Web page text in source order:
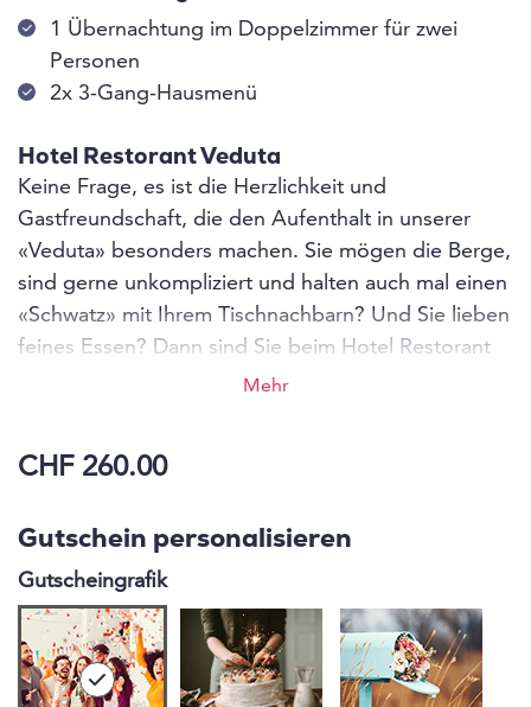
1 Übernachtung im Doppelzimmer für zwei
Personen
2x 3-Gang-Hausmenü
Hotel Restorant Veduta
Keine Frage, es ist die Herzlichkeit und
Gastfreundschaft, die den Aufenthalt in unserer
«Veduta» besonders machen. Sie mögen die Berge,
sind gerne unkompliziert und halten auch mal einen
«Schwatz» mit Ihrem Tischnachbarn? Und Sie lieben
feines Essen? Dann sind Sie beim Hotel Restorant
Mehr
CHF 260.00
Gutschein personalisieren
Gutscheingrafik